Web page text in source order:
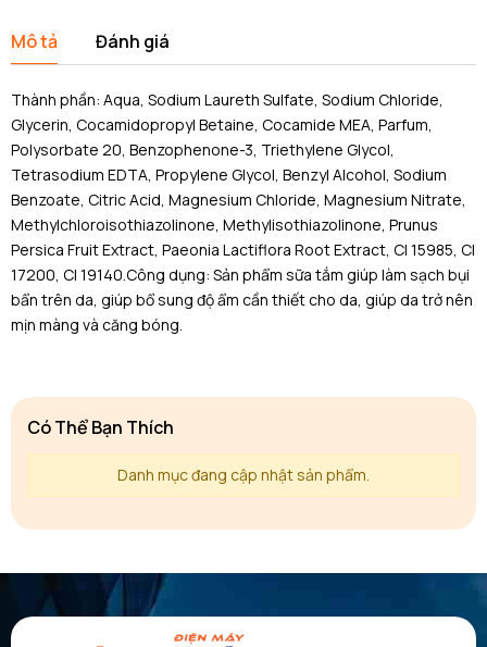
Mô tả Đánh giá
Thành phần: Aqua, Sodium Laureth Sulfate, Sodium Chloride,
Glycerin, Cocamidopropyl Betaine, Cocamide MEA, Parfum,
Polysorbate 20, Benzophenone-3, Triethylene Glycol,
Tetrasodium EDTA, Propylene Glycol, Benzyl Alcohol, Sodium
Benzoate, Citric Acid, Magnesium Chloride, Magnesium Nitrate,
Methylchloroisothiazolinone, Methylisothiazolinone, Prunus
Persica Fruit Extract, Paeonia Lactiflora Root Extract, CI 15985, CI
17200, CI 19140.Công dụng: Sản phẩm sữa tắm giúp làm sạch bụi
bẩn trên da, giúp bổ sung độ ẩm cần thiết cho da, giúp da trở nên
mịn màng và căng bóng.
Có Thể Bạn Thích
Danh mục đang cập nhật sản phẩm.